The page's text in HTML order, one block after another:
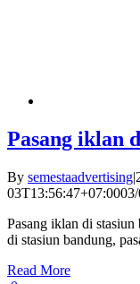
Pasang iklan
By semestaadvertising|
03T13:56:47+07:00
Pasang iklan di
di stasiun bandung,
Read More